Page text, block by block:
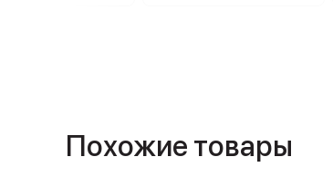
Похожие товары